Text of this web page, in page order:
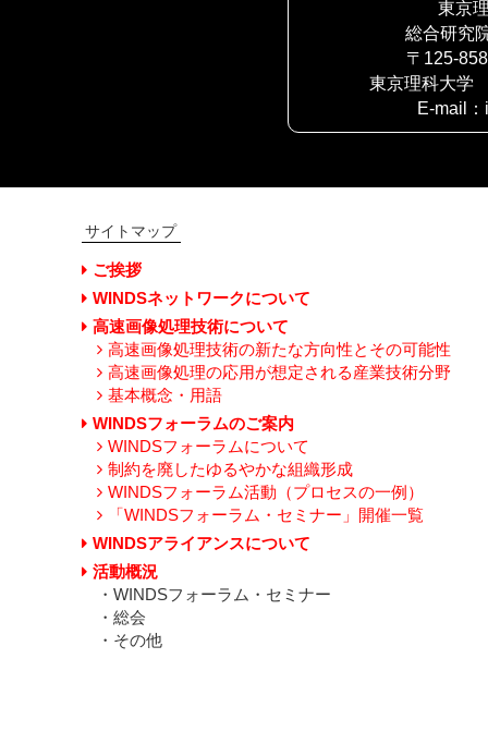
東京
総合研究
〒125-
東京理科大学
E-mail
サイトマップ
ご挨拶
WINDSネットワークについて
高速画像処理技術について
高速画像処理技術の新たな方向性とその可能性
高速画像処理の応用が想定される産業技術分野
基本概念・用語
WINDSフォーラムのご案内
WINDSフォーラムについて
制約を廃したゆるやかな組織形成
WINDSフォーラム活動（プロセスの一例）
「WINDSフォーラム・セミナー」開催一覧
WINDSアライアンスについて
活動概況
・WINDSフォーラム・セミナー
・総会
・その他